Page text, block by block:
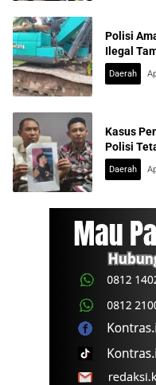
Polisi
Ilegal
Daerah
Kasus
Polisi
Daerah